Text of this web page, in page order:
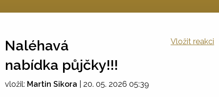
Naléhavá
nabídka půjčky!!!
Vložit reakci
vložil: Martin Sikora 20. 05. 2026 05:39